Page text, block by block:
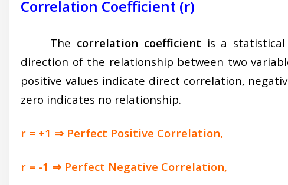
Correlation Coefficient (r)
The correlation coefficient is a
direction of the relationship between two
positive values indicate direct correlation,
zero indicates no relationship.
r = +1 ⇒ Perfect Positive Correlation,
r = -1 ⇒ Perfect Negative Correlation,